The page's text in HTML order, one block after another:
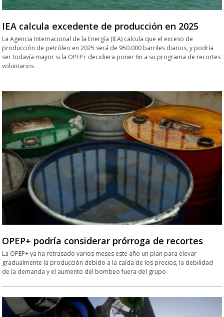
IEA calcula excedente de producción en 2025
La Agencia Internacional de la Energía (IEA) calcula que el exceso de
producción de petróleo en 2025 será de 950.000 barriles diarios, y podría
ser todavía mayor si la OPEP+ decidiera poner fin a su programa de recortes
voluntarios
OPEP+ podría considerar prórroga de recortes
La OPEP+ ya ha retrasado varios meses este año un plan para elevar
gradualmente la producción debido a la caída de los precios, la debilidad
de la demanda y el aumento del bombeo fuera del grupo